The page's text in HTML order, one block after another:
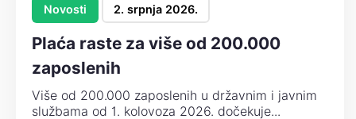
Novosti 2. srpnja 2026.
Plaća raste za više od 200.000
zaposlenih
Više od 200.000 zaposlenih u državnim i javnim
službama od 1. kolovoza 2026. dočekuje...